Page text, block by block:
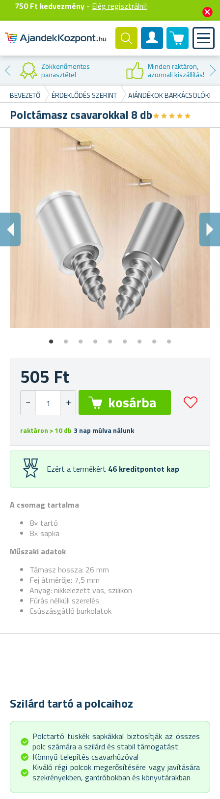
750 Ft kedvezmény - Elég regisztrálni!
Felhasználók fiók
0 termék
Minden raktáron,
azonnali kiszállítás!
BEVEZETŐ
ÉRDEKLŐDÉS SZERINT AJÁNDÉKOK
Polctámasz csavarokkal 8 db★★★★★
★★★★★
A csomag tartalma
8× tartó
8× sapka
Műszaki adatok
Támasz hossza: 26 mm
Fej átmérője: 7,5 mm
Anyag: nikkelezett vas, szilikon
Fúrás nélküli szerelés
Csúszásgátló burkolatok
505 Ft
raktáron > 10 db 3 nap múlva nálunk
Ezért a termékért 46 kreditpontot kap
Szilárd tartó a polcaihoz
Polctartó tüskék sapkákkal biztosítják az összes
polc számára a szilárd és stabil támogatást
Könnyű telepítés csavarhúzóval
Kiváló régi polcok megerősítésére vagy javítására
szekrényekben, gardróbokban és könyvtárakban